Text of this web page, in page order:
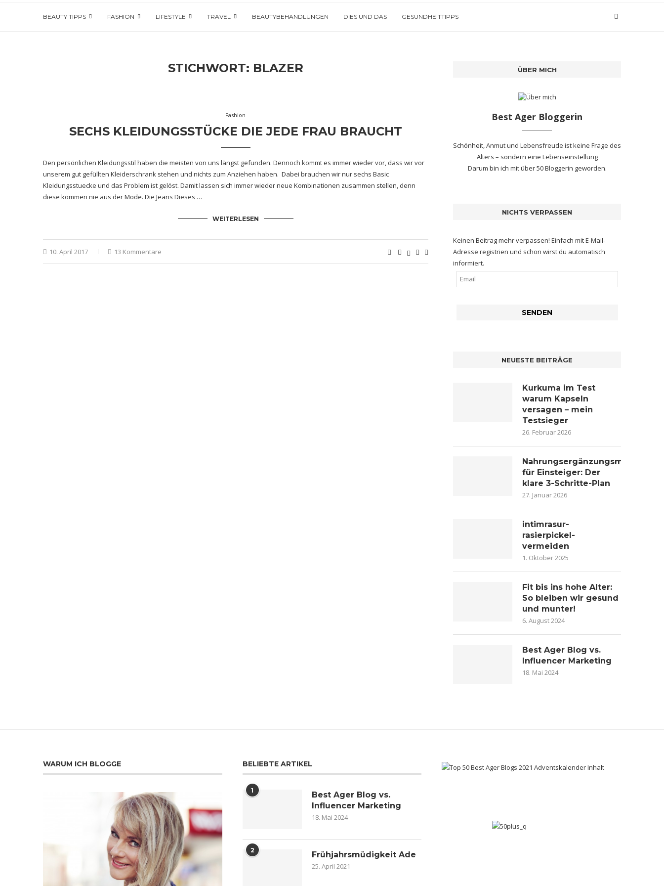
BEAUTY TIPPS FASHION LIFESTYLE TRAVEL BEAUTYBEHANDLUNGEN DIES UND DAS GESUNDHEITTIPPS
STICHWORT: BLAZER
Fashion
SECHS KLEIDUNGSSTÜCKE DIE JEDE FRAU BRAUCHT
Den persönlichen Kleidungsstil haben die meisten von uns längst gefunden. Dennoch kommt es immer wieder vor, dass wir vor
unserem gut gefüllten Kleiderschrank stehen und nichts zum Anziehen haben. Dabei brauchen wir nur sechs Basic
Kleidungsstuecke und das Problem ist gelöst. Damit lassen sich immer wieder neue Kombinationen zusammen stellen, denn
diese kommen nie aus der Mode. Die Jeans Dieses …
WEITERLESEN
10. April 2017 13 Kommentare
ÜBER MICH
Best Ager Bloggerin
Schönheit, Anmut und Lebensfreude ist keine Frage des
Alters – sondern eine Lebenseinstellung
Darum bin ich mitüber 50 Bloggerin geworden.
NICHTS VERPASSEN
Keinen Beitrag mehr verpassen! Einfach mit E-Mail-
Adresse registrien und schon wirst du automatisch
informiert.
NEUESTE BEITRÄGE
Kurkuma im Test
warum Kapseln
versagen – mein
Testsieger
26. Februar 2026
Nahrungsergänzungsmittel
für Einsteiger: Der
klare 3-Schritte-Plan
27. Januar 2026
intimrasur-
rasierpickel-
vermeiden
1. Oktober 2025
Fit bis ins hohe Alter:
So bleiben wir gesund
und munter!
6. August 2024
Best Ager Blog vs.
Influencer Marketing
18. Mai 2024
WARUM ICH BLOGGE BELIEBTE ARTIKEL
1
Best Ager Blog vs.
Influencer Marketing
18. Mai 2024
2 Frühjahrsmüdigkeit Ade
25. April 2021